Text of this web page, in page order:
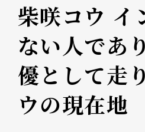
柴咲コウ イ
ない人であ
優として走
ウの現在地